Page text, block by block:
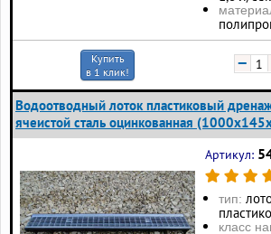
Купить
в 1 клик!
−
Водоотводный лоток пластиковый
ячеистой сталь оцинкованная
Артикул:
тип:
класс